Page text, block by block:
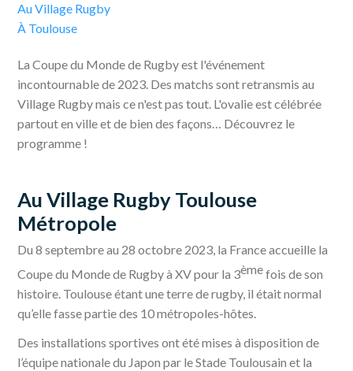
Au Village Rugby
À Toulouse
La Coupe du Monde de Rugby est l'événement
incontournable de 2023. Des matchs sont retransmis au
Village Rugby mais ce n'est pas tout. L'ovalie est célébrée
partout en ville et de bien des façons… Découvrez le
programme !
Au Village Rugby Toulouse
Métropole
Du 8 septembre au 28 octobre 2023, la France accueille la
Coupe du Monde de Rugby à XV pour la 3èmefois de son
histoire. Toulouse étant une terre de rugby, il était normal
qu’elle fasse partie des 10 métropoles-hôtes.
Des installations sportives ont été mises à disposition de
l’équipe nationale du Japon par le Stade Toulousain et la